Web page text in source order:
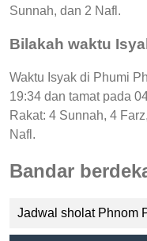
Sunnah, dan 2 Nafl.
Bilakah waktu
Waktu Isyak di Phumi
19:34 dan tamat pada
Rakat: 4 Sunnah, 4
Nafl.
Bandar
Jadwal sholat Phnom